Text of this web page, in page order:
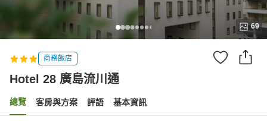
69
商務飯店
Hotel 28 廣島流川通
總覽 客房與方案 評語 基本資訊